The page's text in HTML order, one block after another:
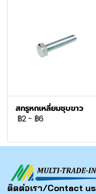
สกรูหกเหลี่ยมชุบขาว
฿2 - ฿6
ติดต่อเรา/Contact us